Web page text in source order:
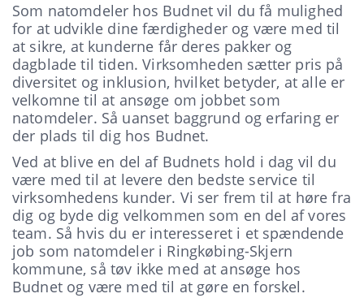
Som natomdeler hos Budnet vil du få mulighed
for at udvikle dine færdigheder og være med til
at sikre, at kunderne får deres pakker og
dagblade til tiden. Virksomheden sætter pris på
diversitet og inklusion, hvilket betyder, at alle er
velkomne til at ansøge om jobbet som
natomdeler. Så uanset baggrund og erfaring er
der plads til dig hos Budnet.
Ved at blive en del af Budnets hold i dag vil du
være med til at levere den bedste service til
virksomhedens kunder. Vi ser frem til at høre fra
dig og byde dig velkommen som en del af vores
team. Så hvis du er interesseret i et spændende
job som natomdeler i Ringkøbing-Skjern
kommune, så tøv ikke med at ansøge hos
Budnet og være med til at gøre en forskel.